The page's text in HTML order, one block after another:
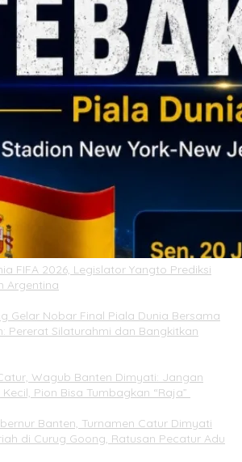
FIFA 2026, Legislator Yangto Prediksi
Argentina
Gelar Nobar Final Piala Dunia Bersama
Pererat Silaturahmi dan Bangkitkan
Wagub Banten Dimyati: Jangan
Pion Bisa Tumbagkan “Raja”
Banten, Turnamen Catur Dimyati
di Curug Goong, Ratusan Pecatur Adu